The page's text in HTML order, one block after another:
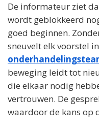
De informateur ziet
wordt geblokkeerd
goed beginnen.
sneuvelt elk voorstel
beweging leidt tot
die elkaar nodig
vertrouwen. De
waardoor de kans op